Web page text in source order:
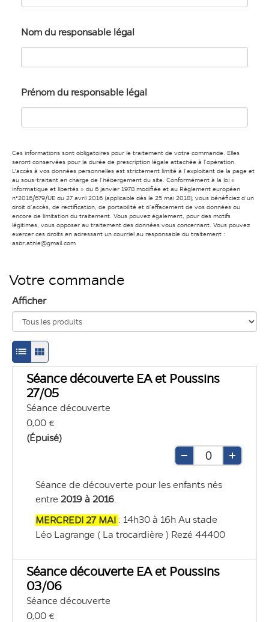
Nom du responsable légal
Prénom du responsable légal
Ces informations sont obligatoires pour le traitement de votre commande. Elles
seront conservées pour la durée de prescription légale attachée à l’opération.
L'accès à vos données personnelles est strictement limité à l’exploitant de la page et
au sous-traitant en charge de l’hébergement du site. Conformément à la loi «
informatique et libertés » du 6 janvier 1978 modifiée et au Règlement européen
n°2016/679/UE du 27 avril 2016 (applicable dès le 25 mai 2018), vous bénéficiez d’un
droit d’accès, de rectification, de portabilité et d’effacement de vos données ou
encore de limitation du traitement. Vous pouvez également, pour des motifs
légitimes, vous opposer au traitement des données vous concernant. Vous pouvez
exercer ces droits en adressant un courriel au responsable du traitement :
asbr.athle@gmail.com
Votre commande
Afficher
Passage
en
mode
d'affichage
liste
Passage
en
mode
d'affichage
grille
Séance découverte EA et Poussins
27/05
Séance découverte
0,00 €
(Épuisé)
Retirer
unité
Ajouter
Séance de découverte pour les enfants nés
entre 2019 à 2016.
MERCREDI 27 MAI : 14h30 à 16h Au stade
Léo Lagrange ( La trocardière ) Rezé 44400
Séance découverte EA et Poussins
03/06
Séance découverte
0,00 €